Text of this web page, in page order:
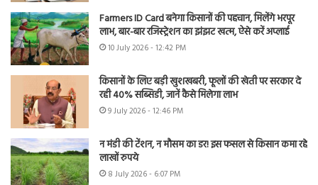
Farmers ID Card बनेगा किसानों की पहचान, मिलेंगे भरपूर
लाभ, बार-बार रजिस्ट्रेशन का झंझट खत्म, ऐसे करें अप्लाई
10 July 2026 - 12:42 PM
किसानों के लिए बड़ी खुशखबरी, फूलों की खेती पर सरकार दे
रही 40% सब्सिडी, जानें कैसे मिलेगा लाभ
9 July 2026 - 12:46 PM
न मंडी की टेंशन, न मौसम का डर! इस फसल से किसान कमा रहे
लाखों रुपये
8 July 2026 - 6:07 PM